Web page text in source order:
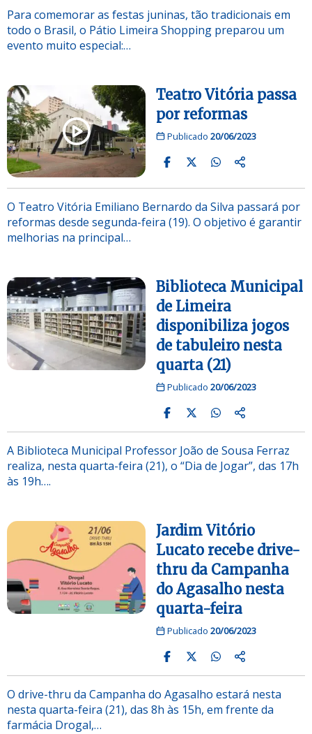
Para comemorar as festas juninas, tão tradicionais em
todo o Brasil, o Pátio Limeira Shopping preparou um
evento muito especial:…
Teatro Vitória passa
por reformas
Publicado 20/06/2023
O Teatro Vitória Emiliano Bernardo da Silva passará por
reformas desde segunda-feira (19). O objetivo é garantir
melhorias na principal…
Biblioteca Municipal
de Limeira
disponibiliza jogos
de tabuleiro nesta
quarta (21)
Publicado 20/06/2023
A Biblioteca Municipal Professor João de Sousa Ferraz
realiza, nesta quarta-feira (21), o “Dia de Jogar”, das 17h
às 19h….
Jardim Vitório
Lucato recebe drive-
thru da Campanha
do Agasalho nesta
quarta-feira
Publicado 20/06/2023
O drive-thru da Campanha do Agasalho estará nesta
nesta quarta-feira (21), das 8h às 15h, em frente da
farmácia Drogal,…